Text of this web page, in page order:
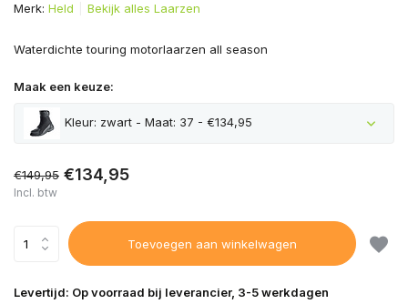
Merk: Held Bekijk alles Laarzen
Waterdichte touring motorlaarzen all season
Maak een keuze:
Kleur: zwart - Maat: 37 - €134,95
€149,95 €134,95
Incl. btw
Toevoegen aan winkelwagen
Levertijd: Op voorraad bij leverancier, 3-5 werkdagen